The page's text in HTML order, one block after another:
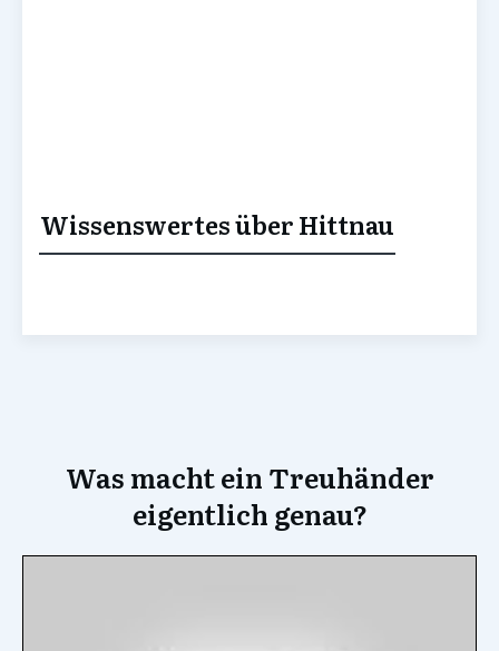
Wissenswertes über Hittnau
Was macht ein Treuhänder
eigentlich genau?